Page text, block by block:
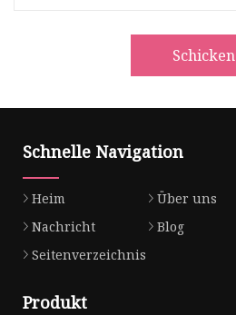
Schicken
Schnelle Navigation
Heim Über uns
Nachricht
Blog
Seitenverzeichnis
Produkt